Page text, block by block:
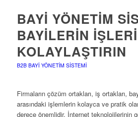
BAYI YÖNETIM
BAYILERIN
KOLAYLAŞTIRIN
B2B BAYI YÖNETIM SISTEMI
Firmaların çözüm ortakları, iş ortakları,
arasındaki işlemlerin kolayca ve pratik
derece önemlidir. İnternet teknolojilerinin